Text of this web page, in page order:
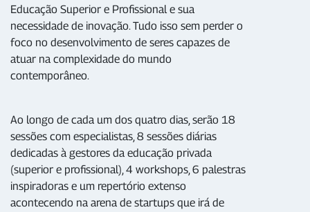
Educação Superior e Profissional e sua
necessidade de inovação. Tudo isso sem perder o
foco no desenvolvimento de seres capazes de
atuar na complexidade do mundo
contemporâneo.
Ao longo de cada um dos quatro dias, serão 18
sessões com especialistas, 8 sessões diárias
dedicadas à gestores da educação privada
(superior e profissional), 4 workshops, 6 palestras
inspiradoras e um repertório extenso
acontecendo na arena de startups que irá de